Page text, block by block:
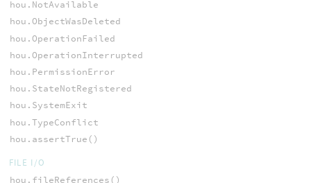
hou.NotAvailable
hou.ObjectWasDeleted
hou.OperationFailed
hou.OperationInterrupted
hou.PermissionError
hou.StateNotRegistered
hou.SystemExit
hou.TypeConflict
hou.assertTrue()
FILE I/O
hou.fileReferences()